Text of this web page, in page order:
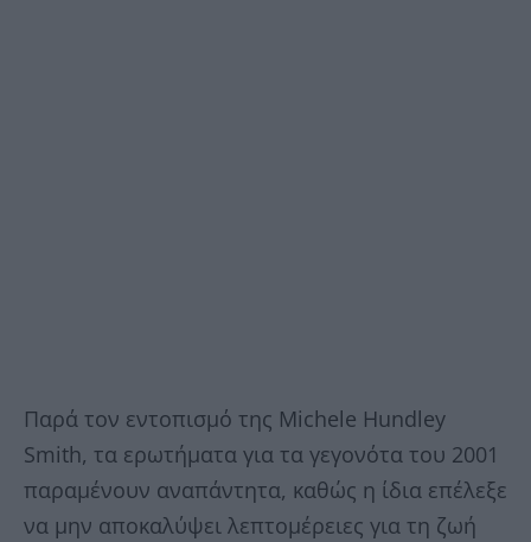
Παρά τον εντοπισμό της Michele Hundley
Smith, τα ερωτήματα για τα γεγονότα του 2001
παραμένουν αναπάντητα, καθώς η ίδια επέλεξε
να μην αποκαλύψει λεπτομέρειες για τη ζωή